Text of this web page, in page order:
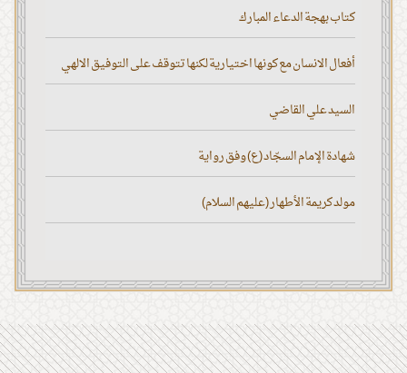
كتاب بهجة الدعاء المبارك
أفعال الانسان مع كونها اختيارية لكنها تتوقف على التوفيق الالهي
السيد علي القاضي
شهادة الإمام السجّاد (ع) وفق رواية
مولد كريمة الأطهار (عليهم السلام)